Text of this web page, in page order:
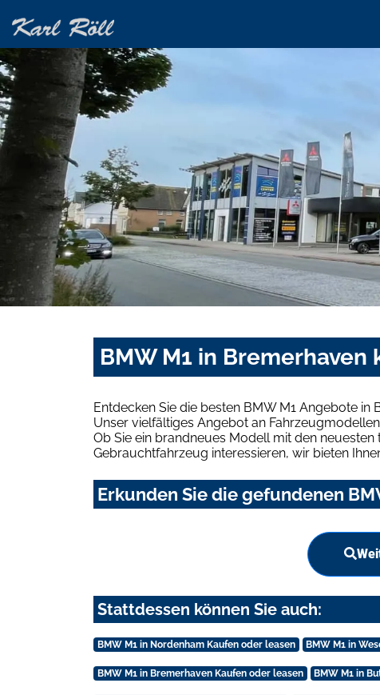
BMW M1 in
Entdecken Sie die besten BMW M1 Angebote
Unser vielfältiges Angebot an
Ob Sie ein brandneues Modell mit den
Gebrauchtfahrzeug interessieren, wir bieten
Erkunden Sie die gefundenen
Stattdessen können Sie auch:
BMW M1 in Nordenham Kaufen oder leasen BMW M1 in
BMW M1 in Bremerhaven Kaufen oder leasen BMW M1 in